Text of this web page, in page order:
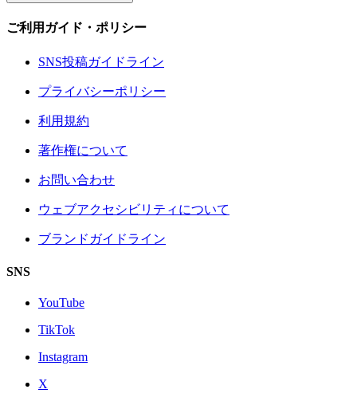
ご利用ガイド・ポリシー
SNS投稿ガイドライン
プライバシーポリシー
利用規約
著作権について
お問い合わせ
ウェブアクセシビリティについて
ブランドガイドライン
SNS
YouTube
TikTok
Instagram
X